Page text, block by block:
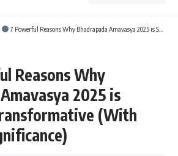
7 Powerful Reasons Why Bhadrapada Amavasya 2025 is Spiritually Transformative (With Rituals & Significance)
Reasons Why
2025 is
(With